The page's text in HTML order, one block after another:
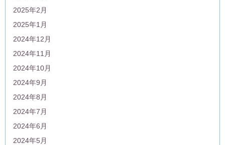
2025年2月
2025年1月
2024年12月
2024年11月
2024年10月
2024年9月
2024年8月
2024年7月
2024年6月
2024年5月